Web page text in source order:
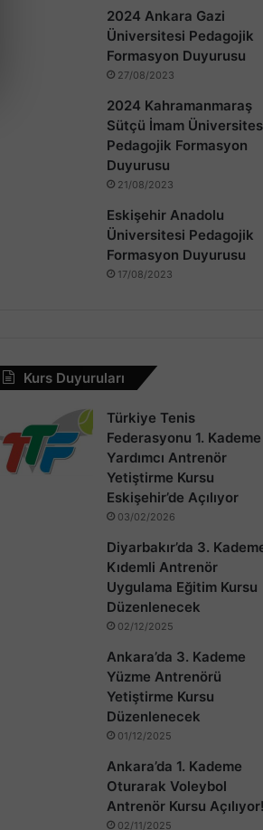
2024 Ankara Gazi
Üniversitesi Pedagojik
Formasyon Duyurusu
27/08/2023
2024 Kahramanmaraş
Sütçü İmam
Pedagojik Formasyon
Duyurusu
21/08/2023
Eskişehir Anadolu
Üniversitesi Pedagojik
Formasyon Duyurusu
17/08/2023
Kurs Duyuruları
Türkiye Tenis
Federasyonu 1. Kademe
Yardımcı Antrenör
Yetiştirme Kursu
Eskişehir’de Açılıyor
03/02/2026
Diyarbakır’da 3.
Kıdemli Antrenör
Uygulama Eğitim Kursu
Düzenlenecek
02/12/2025
Ankara’da 3. Kademe
Yüzme Antrenörü
Yetiştirme Kursu
Düzenlenecek
01/12/2025
Ankara’da 1. Kademe
Oturarak Voleybol
Antrenör Kursu Açılıyor!
02/11/2025